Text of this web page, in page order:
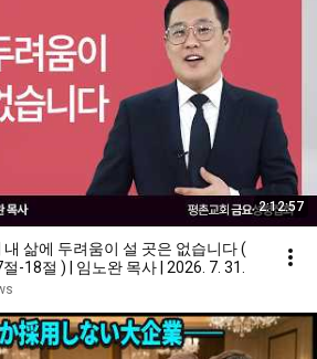
2:12:57
내 삶에 두려움이 설 곳은 없습니다 (
-18절 ) | 임노완 목사 | 2026. 7. 31.